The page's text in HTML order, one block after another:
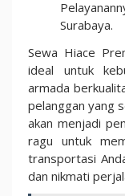
Surabaya.
Sewa Hiace
ideal untuk
armada
pelanggan yang
akan menjadi
ragu untuk
transportasi
dan nikmati